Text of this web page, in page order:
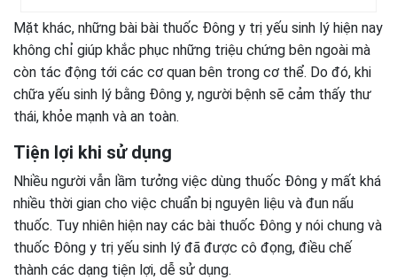
Mặt khác, những bài bài thuốc Đông y trị yếu sinh lý hiện nay
không chỉ giúp khắc phục những triệu chứng bên ngoài mà
còn tác động tới các cơ quan bên trong cơ thể. Do đó, khi
chữa yếu sinh lý bằng Đông y, người bệnh sẽ cảm thấy thư
thái, khỏe mạnh và an toàn.
Tiện lợi khi sử dụng
Nhiều người vẫn lầm tưởng việc dùng thuốc Đông y mất khá
nhiều thời gian cho việc chuẩn bị nguyên liệu và đun nấu
thuốc. Tuy nhiên hiện nay các bài thuốc Đông y nói chung và
thuốc Đông y trị yếu sinh lý đã được cô đọng, điều chế
thành các dạng tiện lợi, dễ sử dụng.